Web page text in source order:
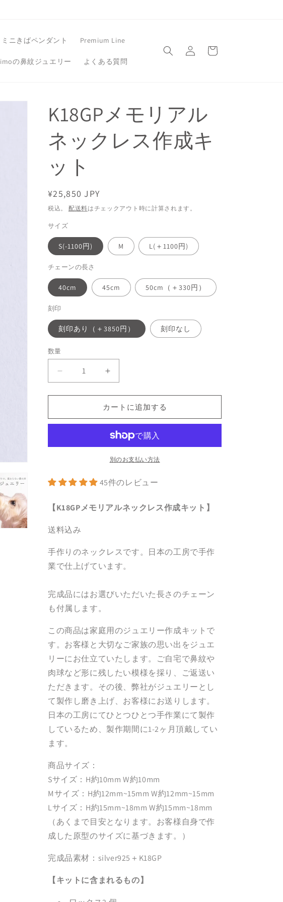
ミニきばペンダント Premium Line
の鼻紋ジュエリー よくある質問
グ
イ
ー
K18GPメモリアル
ネックレス作成キ
ット
通
常
価
格
¥25,850 JPY
税込。 配送料はチェックアウト時に計算されます。
サイズ
S(-1100円) M L(＋1100円)
チェーンの長さ
40cm 45cm 50cm（＋330円）
刻印
刻印あり（＋3850円） 刻印なし
数量
K18GP
モ
ア
ネ
レ
作
キ
ト
の
量
を
ら
す
K18GP
モ
リ
ア
ル
ネ
ッ
レ
作
ト
の
量
や
す
カートに追加する
別のお支払い方法
45件のレビュー
【K18GPメモリアルネックレス作成キット】
送料込み
手作りのネックレスです。日本の工房で手作
業で仕上げています。
完成品にはお選びいただいた長さのチェーン
も付属します。
この商品は家庭用のジュエリー作成キットで
す。お客様と大切なご家族の思い出をジュエ
リーにお仕立ていたします。ご自宅で鼻紋や
肉球など形に残したい模様を採り、ご返送い
ただきます。その後、弊社がジュエリーとし
て製作し磨き上げ、お客様にお送りします。
日本の工房にてひとつひとつ手作業にて製作
しているため、製作期間に1-2ヶ月頂戴してい
ます。
商品サイズ：
Sサイズ：H約10mm W約10mm
Mサイズ：H約12mm~15mm W約12mm~15mm
Lサイズ：H約15mm~18mm W約15mm~18mm
（あくまで目安となります。お客様自身で作
成した原型のサイズに基づきます。）
完成品素材：silver925＋K18GP
【キットに含まれるもの】